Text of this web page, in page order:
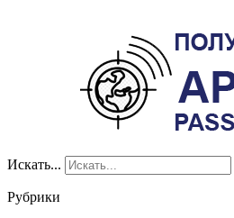
Искать...
Рубрики